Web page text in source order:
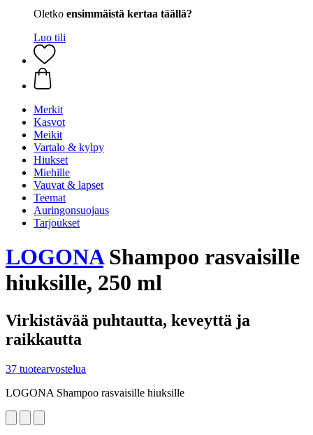
Oletko ensimmäistä kertaa täällä?
Luo tili
Merkit
Kasvot
Meikit
Vartalo & kylpy
Hiukset
Miehille
Vauvat & lapset
Teemat
Auringonsuojaus
Tarjoukset
LOGONAShampoo rasvaisille
hiuksille, 250 ml
Virkistävää puhtautta, keveyttä ja
raikkautta
37 tuotearvostelua
LOGONA Shampoo rasvaisille hiuksille